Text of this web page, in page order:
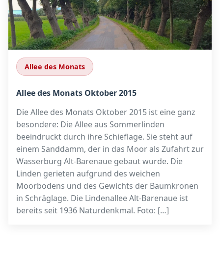
Allee des Monats
Allee des Monats Oktober 2015
Die Allee des Monats Oktober 2015 ist eine ganz
besondere: Die Allee aus Sommerlinden
beeindruckt durch ihre Schieflage. Sie steht auf
einem Sanddamm, der in das Moor als Zufahrt zur
Wasserburg Alt-Barenaue gebaut wurde. Die
Linden gerieten aufgrund des weichen
Moorbodens und des Gewichts der Baumkronen
in Schräglage. Die Lindenallee Alt-Barenaue ist
bereits seit 1936 Naturdenkmal. Foto: […]